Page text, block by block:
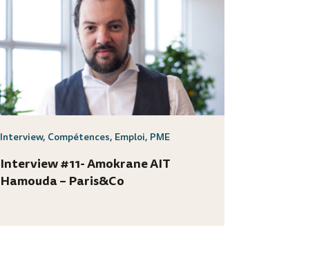
Interview #11- Amokrane AIT
Hamouda – Paris&Co
Interview, Compétences, Emploi, PME